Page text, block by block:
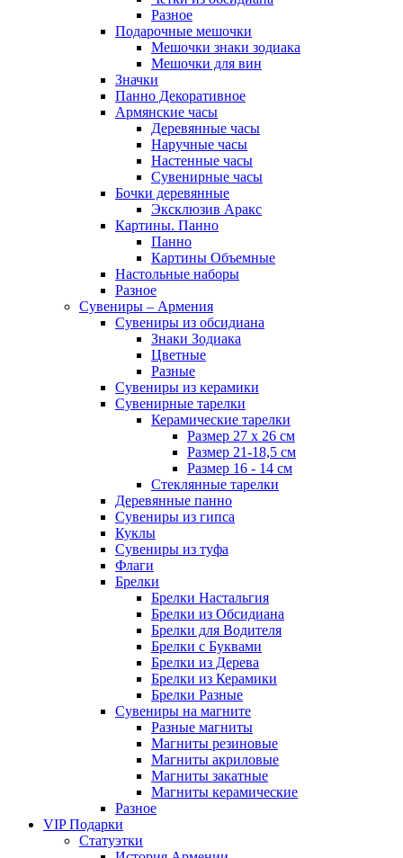
Разное
Подарочные мешочки
Мешочки знаки зодиака
Мешочки для вин
Значки
Панно Декоративное
Армянские часы
Деревянные часы
Наручные часы
Настенные часы
Сувенирные часы
Бочки деревянные
Эксклюзив Аракс
Картины. Панно
Панно
Картины Объемные
Настольные наборы
Разное
Сувениры – Армения
Сувениры из обсидиана
Знаки Зодиака
Цветные
Разные
Сувениры из керамики
Сувенирные тарелки
Керамические тарелки
Размер 27 х 26 см
Размер 21-18,5 см
Размер 16 - 14 см
Стеклянные тарелки
Деревянные панно
Сувениры из гипса
Куклы
Сувениры из туфа
Флаги
Брелки
Брелки Настальгия
Брелки из Обсидиана
Брелки для Водителя
Брелки с Буквами
Брелки из Дерева
Брелки из Керамики
Брелки Разные
Сувениры на магните
Разные магниты
Магниты резиновые
Магниты акриловые
Магниты закатные
Магниты керамические
Разное
VIP Подарки
Статуэтки